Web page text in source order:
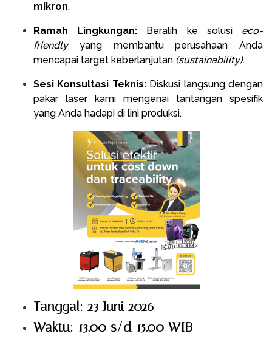
mikron.
Ramah Lingkungan: Beralih ke solusi eco-
friendlyyang membantu perusahaan Anda
mencapai target keberlanjutan (sustainability).
Sesi Konsultasi Teknis:Diskusi langsung dengan
pakar laser kami mengenai tantangan spesifik
yang Anda hadapi di lini produksi.
Tanggal: 23 Juni 2026
Waktu: 13.00 s/d 15.00 WIB